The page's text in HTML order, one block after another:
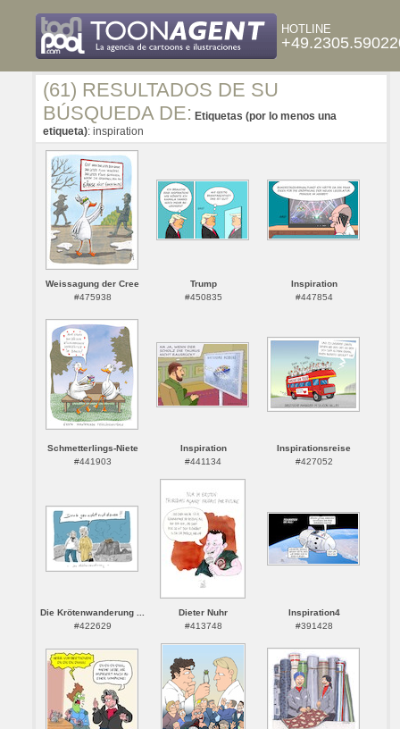
HOTLINE
(61) RESULTADOS DE SU
BÚSQUEDA DE: Etiquetas (por lo menos una
etiqueta): inspiration
Weissagung der Cree
#475938
Trump
#450835
Inspiration
#447854
Schmetterlings-Niete
#441903
Inspiration
#441134
Inspirationsreise
#427052
Die Krötenwanderung ...
#422629
Dieter Nuhr
#413748
Inspiration4
#391428